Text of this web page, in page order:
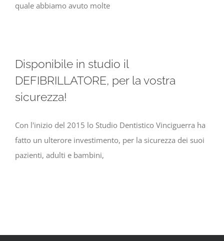
quale abbiamo avuto molte
Disponibile in studio il
DEFIBRILLATORE, per la vostra
sicurezza!
Con l'inizio del 2015 lo Studio Dentistico Vinciguerra ha
fatto un ulterore investimento, per la sicurezza dei suoi
pazienti, adulti e bambini,